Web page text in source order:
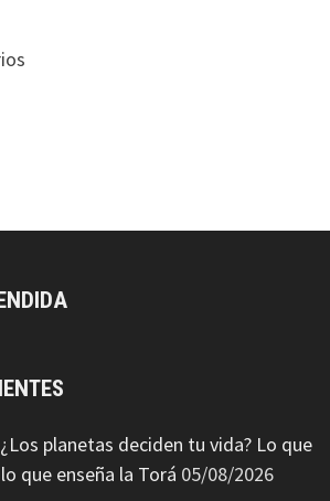
planetas deciden tu vida? Lo que
que enseña la Torá 05/08/2026